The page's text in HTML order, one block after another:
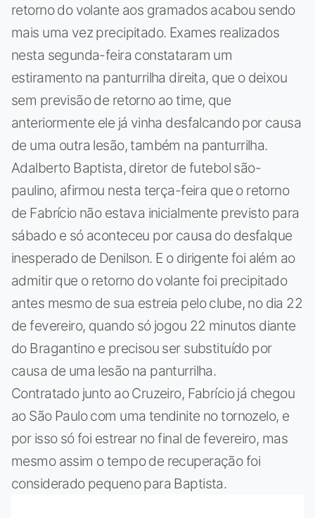
retorno do volante aos gramados acabou sendo
mais uma vez precipitado. Exames realizados
nesta segunda-feira constataram um
estiramento na panturrilha direita, que o deixou
sem previsão de retorno ao time, que
anteriormente ele já vinha desfalcando por causa
de uma outra lesão, também na panturrilha.
Adalberto Baptista, diretor de futebol são-
paulino, afirmou nesta terça-feira que o retorno
de Fabrício não estava inicialmente previsto para
sábado e só aconteceu por causa do desfalque
inesperado de Denilson. E o dirigente foi além ao
admitir que o retorno do volante foi precipitado
antes mesmo de sua estreia pelo clube, no dia 22
de fevereiro, quando só jogou 22 minutos diante
do Bragantino e precisou ser substituído por
causa de uma lesão na panturrilha.
Contratado junto ao Cruzeiro, Fabrício já chegou
ao São Paulo com uma tendinite no tornozelo, e
por isso só foi estrear no final de fevereiro, mas
mesmo assim o tempo de recuperação foi
considerado pequeno para Baptista.